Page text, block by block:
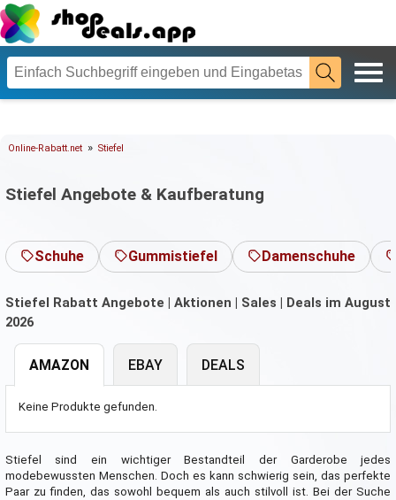
Online-Rabatt.net » Stiefel
Stiefel Angebote & Kaufberatung
Schuhe Gummistiefel Damenschuhe
Stiefel Rabatt Angebote | Aktionen | Sales | Deals im August
2026
AMAZON
Keine Produkte gefunden.
EBAY DEALS
Stiefel sind ein wichtiger Bestandteil der Garderobe jedes
modebewussten Menschen. Doch es kann schwierig sein, das perfekte
Paar zu finden, das sowohl bequem als auch stilvoll ist. Bei der Suche